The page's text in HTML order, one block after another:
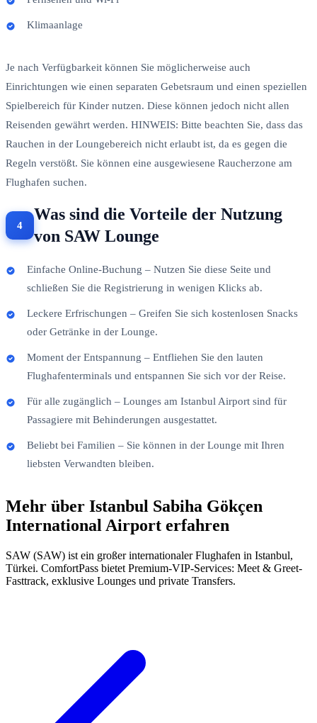
Klimaanlage
Je nach Verfügbarkeit können Sie möglicherweise auch
Einrichtungen wie einen separaten Gebetsraum und einen speziellen
Spielbereich für Kinder nutzen. Diese können jedoch nicht allen
Reisenden gewährt werden. HINWEIS: Bitte beachten Sie, dass das
Rauchen in der Loungebereich nicht erlaubt ist, da es gegen die
Regeln verstößt. Sie können eine ausgewiesene Raucherzone am
Flughafen suchen.
Was sind die Vorteile der Nutzung
von SAW Lounge
Einfache Online-Buchung – Nutzen Sie diese Seite und
schließen Sie die Registrierung in wenigen Klicks ab.
Leckere Erfrischungen – Greifen Sie sich kostenlosen Snacks
oder Getränke in der Lounge.
Moment der Entspannung – Entfliehen Sie den lauten
Flughafenterminals und entspannen Sie sich vor der Reise.
Für alle zugänglich – Lounges am Istanbul Airport sind für
Passagiere mit Behinderungen ausgestattet.
Beliebt bei Familien – Sie können in der Lounge mit Ihren
liebsten Verwandten bleiben.
Mehr über Istanbul Sabiha Gökçen
International Airport erfahren
SAW (SAW) ist ein großer internationaler Flughafen in Istanbul,
Türkei. ComfortPass bietet Premium-VIP-Services: Meet & Greet-
Fasttrack, exklusive Lounges und private Transfers.